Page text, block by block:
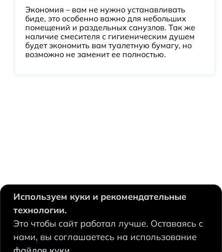
Экономия – вам не нужно устанавливать
биде, это особенно важно для небольших
помещений и раздельных санузлов. Так же
наличие смесителя с гигиеническим душем
будет экономить вам туалетную бумагу, но
возможно не заменит ее полностью.
630124, Новосибирск,
Есенина, 67
Используем куки и рекомендательные
технологии.
Это чтобы сайт работал лучше. Оставаясь с
нами, вы соглашаетесь на использование